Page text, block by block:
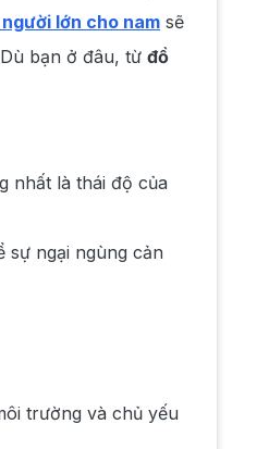
lớn cho nam sẽ
bạn ở đâu, từ đồ
nhất là thái độ của
sự ngại ngùng cản
trường và chủ yếu